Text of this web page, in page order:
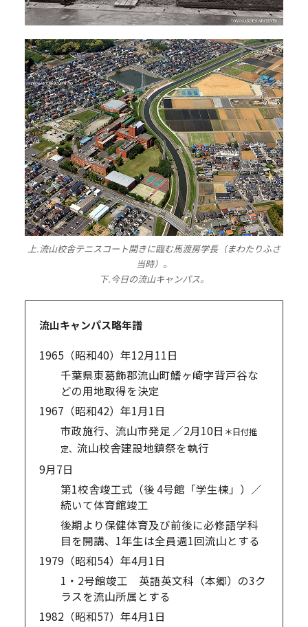
上.流山校舎テニスコート開きに臨む馬渡房学長（まわたりふさ
当時）。
下.今日の流山キャンパス。
流山キャンパス略年譜
1965（昭和40）年12月11日
千葉県東葛飾郡流山町鰭ヶ崎字背戸谷な
どの用地取得を決定
1967（昭和42）年1月1日
市政施行、流山市発足 ／2月10日 ＊日付推
定、 流山校舎建設地鎮祭を執行
9月7日
第1校舎竣工式（後 4号館「学生棟」）／
続いて体育館竣工
後期より保健体育及び前後に必修語学科
目を開講、1年生は全員週1回流山とする
1979（昭和54）年4月1日
1・2号館竣工 英語英文科（本郷）の3ク
ラスを流山所属とする
1982（昭和57）年4月1日